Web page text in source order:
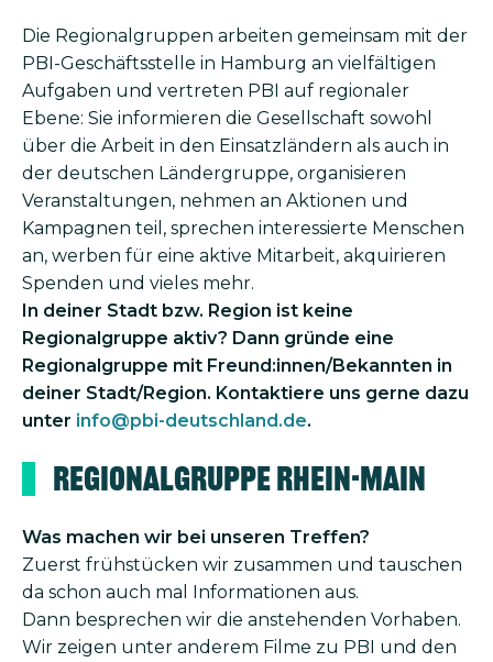
Die Regional­gruppen arbeiten gemeinsam mit der
PBI-Geschäftsstelle in Hamburg an vielfältigen
Aufgaben und vertreten PBI auf regionaler
Ebene: Sie informieren die Gesellschaft sowohl
über die Arbeit in den Einsatzländern als auch in
der deutschen Ländergruppe, organisieren
Veranstaltungen, nehmen an Aktionen und
Kampagnen teil, sprechen interessierte Menschen
an, werben für eine aktive Mitarbeit, akquirieren
Spenden und vieles mehr.
In deiner Stadt bzw. Region ist keine
Regionalgruppe aktiv? Dann gründe eine
Regionalgruppe mit Freund:innen/Bekannten in
deiner Stadt/Region. Kontaktiere uns gerne dazu
unter info@pbi-deutschland.de.
Regionalgruppe Rhein-Main
Was machen wir bei unseren Treffen?
Zuerst früh­stücken wir zusammen und tauschen
da schon auch mal Informationen aus.
Dann besprechen wir die anstehenden Vorhaben.
Wir zeigen unter anderem Filme zu PBI und den